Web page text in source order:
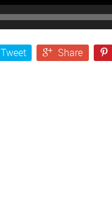
Tweet Share